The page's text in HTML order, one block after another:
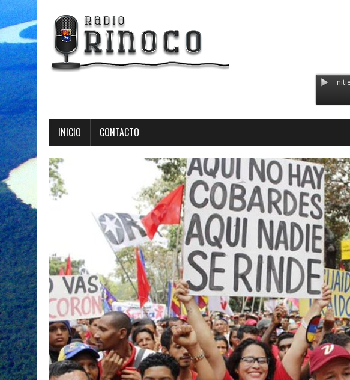
Radio Orinoco -
INICIO CONTACTO